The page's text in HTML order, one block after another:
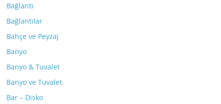
Bağlantı
Bağlantılar
Bahçe ve Peyzaj
Banyo
Banyo & Tuvalet
Banyo ve Tuvalet
Bar – Disko